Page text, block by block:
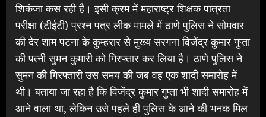
शिकंजा कस रही है। इसी क्रम में महाराष्ट्र शिक्षक पात्रता
परीक्षा (टीईटी) प्रश्न पत्र लीक मामले में ठाणे पुलिस ने सोमवार
की देर शाम पटना के कुम्हरार से मुख्य सरगना विजेंद्र कुमार गुप्ता
की पत्नी सुमन कुमारी को गिरफ्तार कर लिया है। ठाणे पुलिस ने
सुमन की गिरफ्तारी उस समय की जब वह एक शादी समारोह में
थी। बताया जा रहा है कि विजेंद्र कुमार गुप्ता भी शादी समारोह में
आने वाला था, लेकिन उसे पहले ही पुलिस के आने की भनक मिल